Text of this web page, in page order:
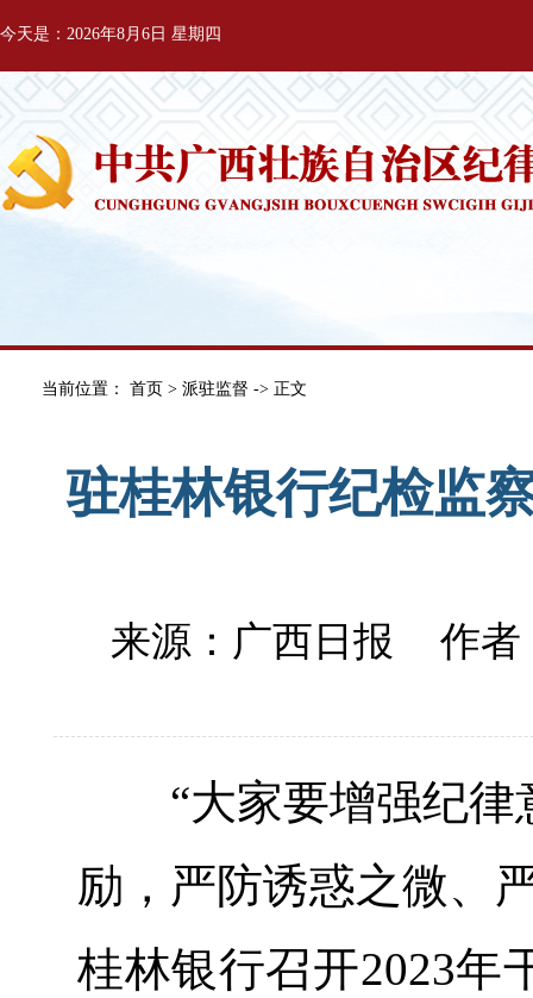
今天是：2026年8月6日 星期四
当前位置： 首页 > 派驻监督 -> 正文
驻桂林银行纪检监
来源：广西日报 作
“大家要增强纪律
励，严防诱惑之微、
桂林银行召开2023年